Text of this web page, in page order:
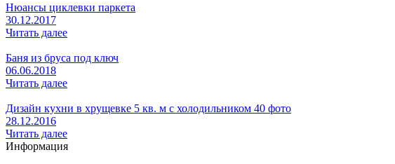
Нюансы циклевки паркета
30.12.2017
Читать далее
Баня из бруса под ключ
06.06.2018
Читать далее
Дизайн кухни в хрущевке 5 кв. м с холодильником 40 фото
28.12.2016
Читать далее
Информация